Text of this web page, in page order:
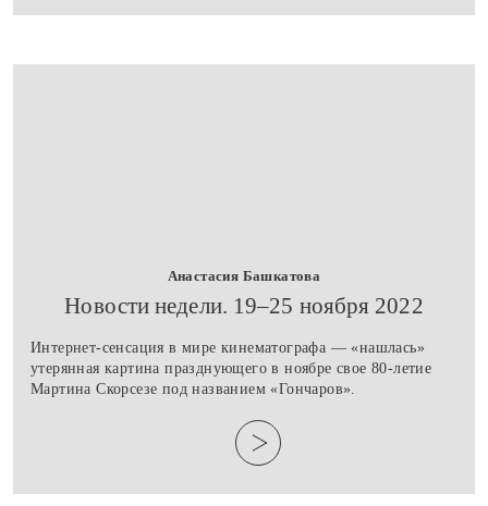
Анастасия Башкатова
​Новости недели. 19–25 ноября 2022
Интернет-сенсация в мире кинематографа — «нашлась»
утерянная картина празднующего в ноябре свое 80-летие
Мартина Скорсезе под названием «Гончаров».